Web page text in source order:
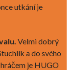
utkání je
Velmi dobrý
a do svého
je HUGO